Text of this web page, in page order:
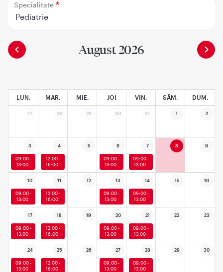
Specialitate
Pediatrie
August 2026
LUN. MAR. MIE. JOI VIN. SÂM. DUM.
27 28 29 30 31 1 2
3 4 5 6 7 8 9
09:00 -
13:00
12:00 -
16:00
09:00 -
13:00
09:00 -
13:00
10 11 12 13 14 15 16
09:00 -
13:00
12:00 -
16:00
09:00 -
13:00
09:00 -
13:00
17 18 19 20 21 22 23
09:00 -
13:00
12:00 -
16:00
09:00 -
13:00
09:00 -
13:00
24 25 26 27 28 29 30
09:00 -
13:00
12:00 -
16:00
09:00 -
13:00
09:00 -
13:00